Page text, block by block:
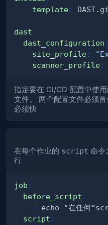
-
template:
dast :
dast_configuration :
site_profile:
scanner_profile:
指定要在 CI/CD 配置中使
文件。 两个配置文件必须
必须快
在每个作业的 script 命令
行
job :
before_script :
-
echo "在任何
script :